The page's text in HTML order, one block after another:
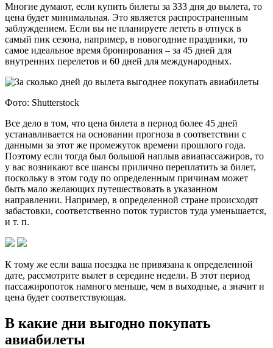
Многие думают, если купить билеты за 333 дня до вылета, то
цена будет минимальная. Это является распространенным
заблуждением. Если вы не планируете лететь в отпуск в
самый пик сезона, например, в новогодние праздники, то
самое идеальное время бронирования – за 45 дней для
внутренних перелетов и 60 дней для международных.
Фото: Shutterstock
Все дело в том, что цена билета в период более 45 дней
устанавливается на основании прогноза в соответствии с
данными за этот же промежуток времени прошлого года.
Поэтому если тогда был большой наплыв авиапассажиров, то
у вас возникают все шансы прилично переплатить за билет,
поскольку в этом году по определенным причинам может
быть мало желающих путешествовать в указанном
направлении. Например, в определенной стране происходят
забастовки, соответственно поток туристов туда уменьшается,
и т. п.
К тому же если ваша поездка не привязана к определенной
дате, рассмотрите вылет в середине недели. В этот период
пассажиропоток намного меньше, чем в выходные, а значит и
цена будет соответствующая.
В какие дни выгодно покупать
авиабилеты